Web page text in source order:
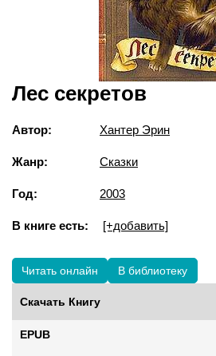
Лес секретов
Автор: Хантер Эрин
Жанр: Сказки
Год: 2003
В книге есть: [+добавить]
Читать онлайн В библиотеку
Скачать Книгу
EPUB